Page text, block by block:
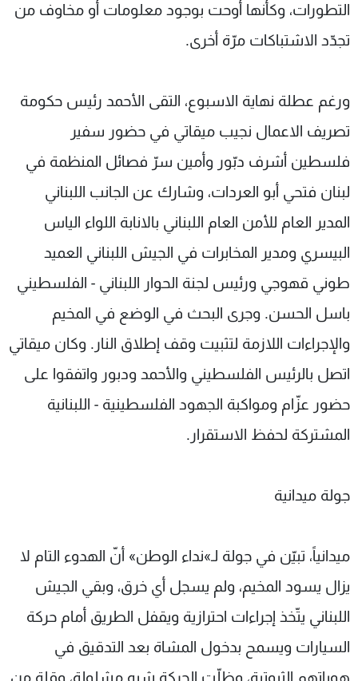
التطورات، وكأنها أوحت بوجود معلومات أو مخاوف من
تجدّد الاشتباكات مرّة أخرى.
ورغم عطلة نهاية الاسبوع، التقى الأحمد رئيس حكومة
تصريف الاعمال نجيب ميقاتي في حضور سفير
فلسطين أشرف دبّور وأمين سرّ فصائل المنظمة في
لبنان فتحي أبو العردات، وشارك عن الجانب اللبناني
المدير العام للأمن العام اللبناني بالانابة اللواء الياس
البيسري ومدير المخابرات في الجيش اللبناني العميد
طوني قهوجي ورئيس لجنة الحوار اللبناني - الفلسطيني
باسل الحسن. وجرى البحث في الوضع في المخيم
والإجراءات اللازمة لتثبيت وقف إطلاق النار. وكان ميقاتي
اتصل بالرئيس الفلسطيني والأحمد ودبور واتفقوا على
حضور عزّام ومواكبة الجهود الفلسطينية - اللبنانية
المشتركة لحفظ الاستقرار.
جولة ميدانية
ميدانياً، تبيّن في جولة لـ»نداء الوطن» أنّ الهدوء التام لا
يزال يسود المخيم، ولم يسجل أي خرق، وبقي الجيش
اللبناني يتّخذ إجراءات احترازية ويقفل الطريق أمام حركة
السيارات ويسمح بدخول المشاة بعد التدقيق في